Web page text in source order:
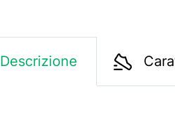
Descrizione